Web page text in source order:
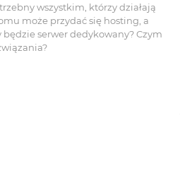
wszystkim, którzy działają
może przydać się hosting, a
będzie serwer dedykowany? Czym